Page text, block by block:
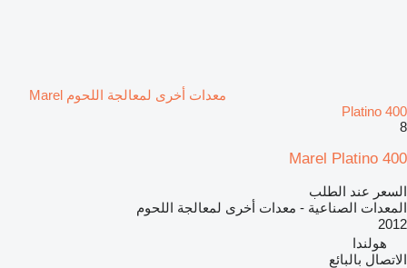
معدات أخرى لمعالجة اللحوم Marel
Platino 400
8
Marel Platino 400
السعر عند الطلب
المعدات الصناعية - معدات أخرى لمعالجة اللحوم
2012
هولندا
الاتصال بالبائع